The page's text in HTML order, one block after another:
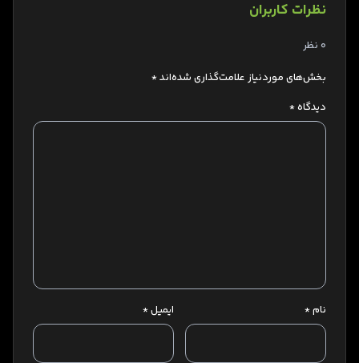
نظرات کاربران
0 نظر
بخش‌های موردنیاز علامت‌گذاری شده‌اند*
دیدگاه*
نام* ایمیل*